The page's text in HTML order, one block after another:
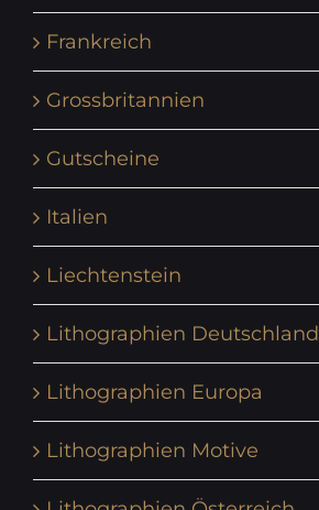
Frankreich
Grossbritannien
Gutscheine
Italien
Liechtenstein
Lithographien Deutschland
Lithographien Europa
Lithographien Motive